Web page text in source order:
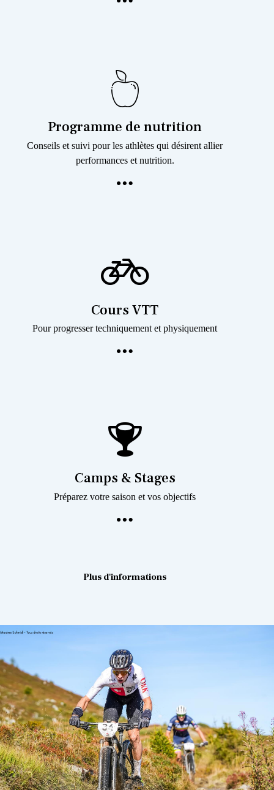
Programme de nutrition
Conseils et suivi pour les athlètes qui désirent allier
performances et nutrition.
Cours VTT
Pour progresser techniquement et physiquement
Camps & Stages
Préparez votre saison et vos objectifs
Plus d'informations